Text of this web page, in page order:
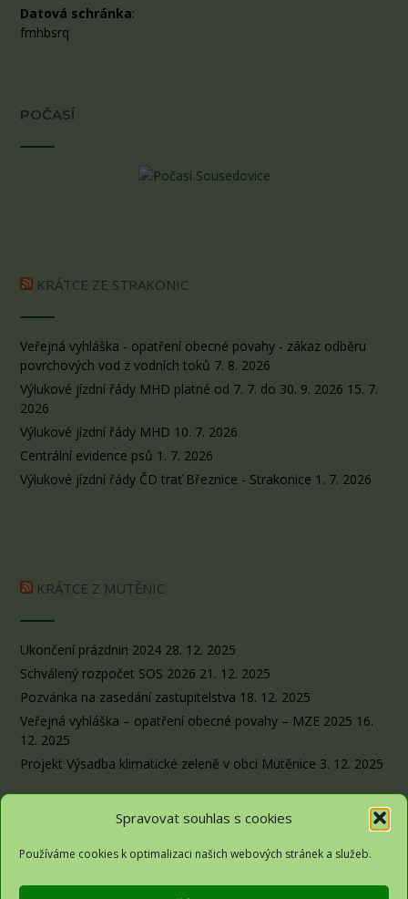
Spravovat souhlas s cookies
Používáme cookies k optimalizaci našich webových stránek a služeb.
Datová schránka:
fmhbsrq
POČASÍ
KRÁTCE ZE STRAKONIC
Veřejná vyhláška - opatření obecné povahy - zákaz odběru
povrchových vod z vodních toků 7. 8. 2026
Výlukové jízdní řády MHD platné od 7. 7. do 30. 9. 2026 15. 7.
2026
Výlukové jízdní řády MHD 10. 7. 2026
Centrální evidence psů 1. 7. 2026
Výlukové jízdní řády ČD trať Březnice - Strakonice 1. 7. 2026
KRÁTCE Z MUTĚNIC
Ukončení prázdnin 2024 28. 12. 2025
Schválený rozpočet SOS 2026 21. 12. 2025
Pozvánka na zasedání zastupitelstva 18. 12. 2025
Veřejná vyhláška – opatření obecné povahy – MZE 2025 16.
12. 2025
Projekt Výsadba klimatické zeleně v obci Mutěnice 3. 12. 2025
Obec Sousedovice© 2026